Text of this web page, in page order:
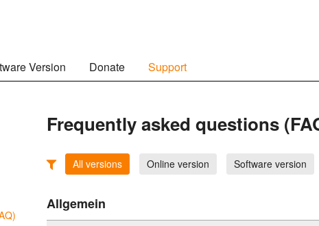
Version Donate Support
Frequently asked questions
All versions Online version Software version
Allgemein